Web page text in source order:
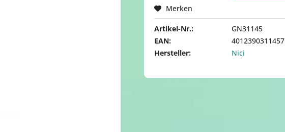
Merken
Artikel-Nr.:
GN31145
EAN:
4012390311457
Hersteller:
Nici